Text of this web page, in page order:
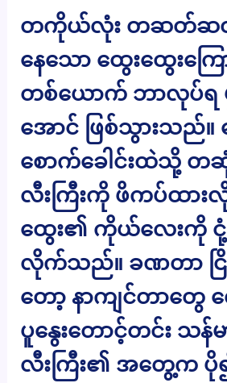
တကိုယ်လုံး တဆတ်ဆ
နေသော ထွေးထွေးကြေ
တစ်ယောက် ဘာလုပ်ရ
အောင် ဖြစ်သွားသည်
စောက်ခေါင်းထဲသို့ တ
လီးကြီးကို ဖိကပ်ထားလို
ထွေး၏ ကိုယ်လေးကို
လိုက်သည်။ ခဏတာ ငြိ
တော့ နာကျင်တာတွေ လ
ပူနွေးတောင့်တင်း သန်
လီးကြီး၏ အတွေ့က